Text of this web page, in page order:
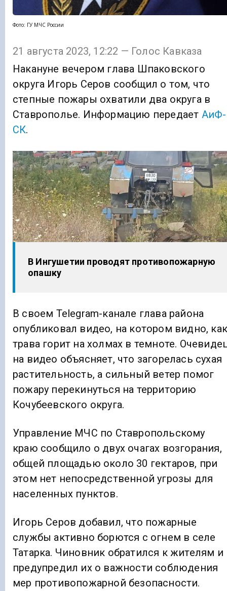
Фото: ГУ МЧС России
21 августа 2023, 12:22 — Голос Кавказа
Накануне вечером глава Шпаковского
округа Игорь Серов сообщил о том, что
степные пожары охватили два округа в
Ставрополье. Информацию передает АиФ-
СК.
В Ингушетии проводят противопожарную
опашку
В своем Telegram-канале глава района
опубликовал видео, на котором видно, как
трава горит на холмах в темноте.
на видео объясняет, что загорелась сухая
растительность, а сильный ветер помог
пожару перекинуться на территорию
Кочубеевского округа.
Управление МЧС по Ставропольскому
краю сообщило о двух очагах возгорания,
общей площадью около 30 гектаров, при
этом нет непосредственной угрозы для
населенных пунктов.
Игорь Серов добавил, что пожарные
службы активно борются с огнем в селе
Татарка. Чиновник обратился к жителям и
предупредил их о важности соблюдения
мер противопожарной безопасности.